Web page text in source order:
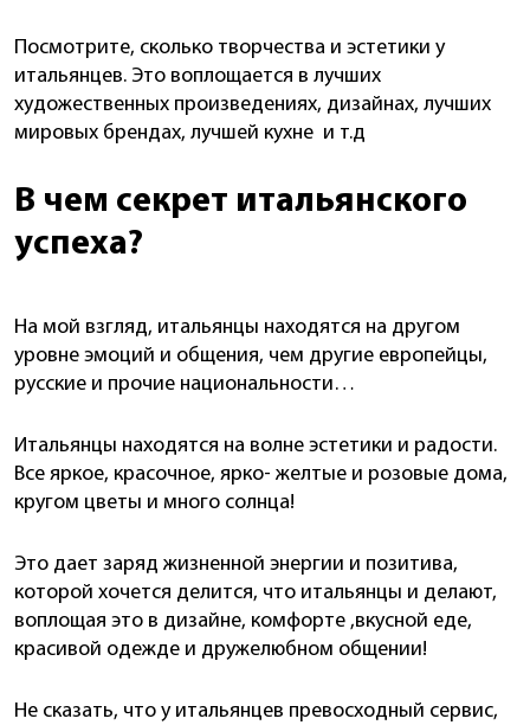
Посмотрите, сколько творчества и эстетики у
итальянцев. Это воплощается в лучших
художественных произведениях, дизайнах, лучших
мировых брендах, лучшей кухне и т.д
В чем секрет итальянского
успеха?
На мой взгляд, итальянцы находятся на другом
уровне эмоций и общения, чем другие европейцы,
русские и прочие национальности…
Итальянцы находятся на волне эстетики и радости.
Все яркое, красочное, ярко- желтые и розовые дома,
кругом цветы и много солнца!
Это дает заряд жизненной энергии и позитива,
которой хочется делится, что итальянцы и делают,
воплощая это в дизайне, комфорте ,вкусной еде,
красивой одежде и дружелюбном общении!
Не сказать, что у итальянцев превосходный сервис,